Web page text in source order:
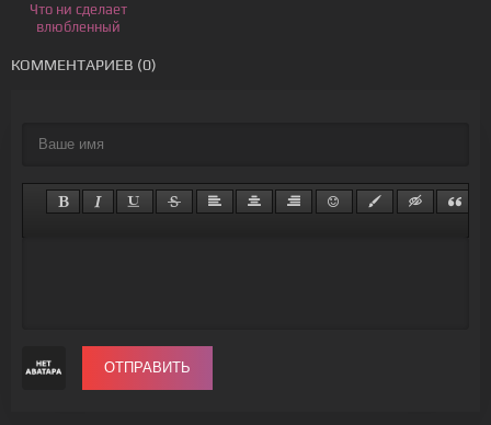
Что ни сделает
влюбленный
КОММЕНТАРИЕВ (0)
ОТПРАВИТЬ